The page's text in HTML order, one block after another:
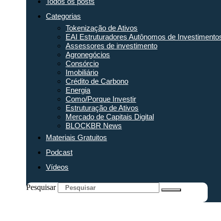
Categorias
Tokenização de Ativos
EAI Estruturadores Autônomos de
Assessores de investimento
Agronegócios
Consórcio
Imobiliário
Crédito de Carbono
Energia
Como/Porque Investir
Estruturação de Ativos
Mercado de Capitais Digital
BLOCKBR News
Materiais Gratuitos
Podcast
Vídeos
Pesquisar